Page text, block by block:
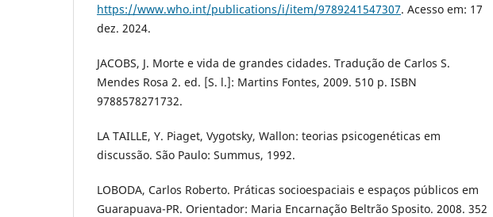
https://www.who.int/publications/i/item/9789241547307. Acesso em: 17
dez. 2024.
JACOBS, J. Morte e vida de grandes cidades. Tradução de Carlos S.
Mendes Rosa 2. ed. [S. l.]: Martins Fontes, 2009. 510 p. ISBN
9788578271732.
LA TAILLE, Y. Piaget, Vygotsky, Wallon: teorias psicogenéticas em
discussão. São Paulo: Summus, 1992.
LOBODA, Carlos Roberto. Práticas socioespaciais e espaços públicos em
Guarapuava-PR. Orientador: Maria Encarnação Beltrão Sposito. 2008. 352